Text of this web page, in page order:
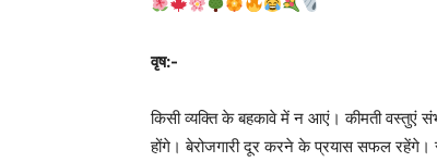
वृष:-
किसी व्यक्ति के बहकावे में न आएं। कीमती वस्तुएं
होंगे। बेरोजगारी दूर करने के प्रयास सफल